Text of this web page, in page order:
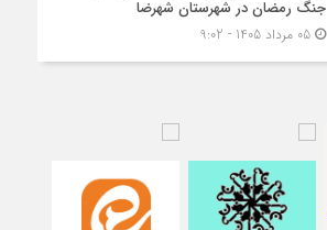
جنگ رمضان در شهرستان شهرضا
05 مرداد 1405 - 9:02